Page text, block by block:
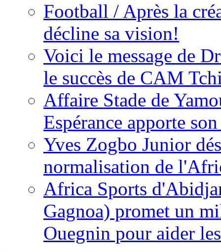
Football / Après la
décline sa vision!
Voici le message de
le succès de CAM
Affaire Stade de
Espérance apporte
Yves Zogbo Junior
normalisation de
Africa Sports
Gagnoa) promet un
Ouegnin pour aider